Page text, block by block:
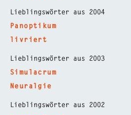
Lieblingswörter aus 2004
Panoptikum
livriert
Lieblingswörter aus 2003
Simulacrum
Neuralgie
Lieblingswörter aus 2002